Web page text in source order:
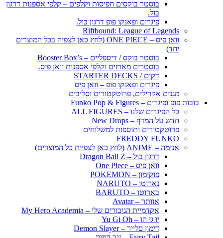
בוסטר בוקסים חפיסות וקלפים – קלפי אספנות דרגון
בול.
פיגרים ופאנקו פופ דרגון בול.
Riftbound: League of Legends
וואן פיס – ONE PIECE (לחץ כאן לצפיה בכל המוצרים
יחד)
בוסטר בוקס / דיספליים – Booster Box’s
בוסטרים מארזים וקלפי אספנות וואן פיס.
דקים / STARTER DECKS
פיגרים ופאנקו פופ – וואן פיס
מגנים אקרילים, פרוטקטורים וסליבים
בובות פופ ופיגרים – Funko Pop & Figures
כל הפיגרים שלנו – ALL FIGURES
חדש על המדף – New Drops
פרוטקטורים ותוספות למשלוחים
FREDDY FUNKO
אנימה – ANIME (לחץ כאן לצפיית כל המוצרים)
דרגון בול – Dragon Ball Z
וואן פיס – One Piece
פוקימון – POKEMON
נארוטו – NARUTO
בארוטו – BARUTO
אוותר – Avatar
אקדמיית הגיבורים שלי – My Hero Academia
יו גי הו – Yu Gi Oh
דימון סלייר – Demon Slayer